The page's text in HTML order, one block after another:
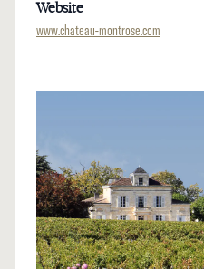
Website
www.chateau-montrose.com